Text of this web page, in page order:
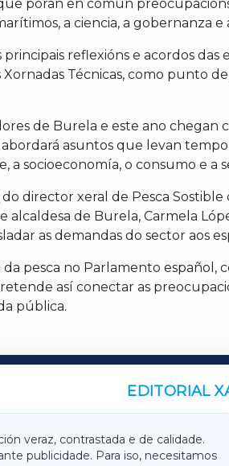
porán en común
a ciencia, a gobernanza
reflexións e acordos das
Técnicas, como punto
de Burela e este ano
asuntos que levan
a socioeconomía, o consumo e a
director xeral de Pesca
de Burela, Carmela
as demandas do sector aos
pesca no Parlamento
así conectar as
pública.
EDITORIAL
veraz, contrastada e de calidade.
publicidade. Para iso, necesitamos
TERRACHAXA
ACORUÑAXA